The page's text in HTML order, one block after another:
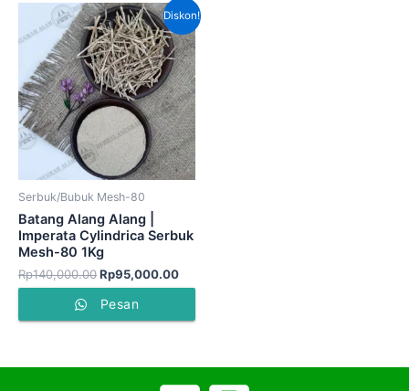
Diskon!
Serbuk/Bubuk Mesh-80
Batang Alang Alang |
Imperata Cylindrica Serbuk
Mesh-80 1Kg
Rp140,000.00
Harga
aslinya
adalah:
Rp140,000.00.
Rp95,000.00
Harga
saat
ini
adalah:
Rp95,000.00.
Pesan